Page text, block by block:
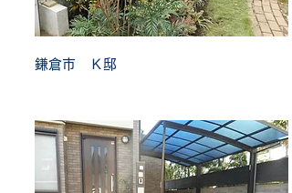
鎌倉市 Ｋ邸